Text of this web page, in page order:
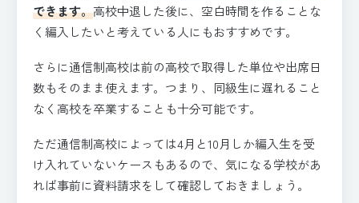
できます。高校中退した後に、空白時間を作ることな
く編入したいと考えている人にもおすすめです。
さらに通信制高校は前の高校で取得した単位や出席日
数もそのまま使えます。つまり、同級生に遅れること
なく高校を卒業することも十分可能です。
ただ通信制高校によっては4月と10月しか編入生を受
け入れていないケースもあるので、気になる学校があ
れば事前に資料請求をして確認しておきましょう。